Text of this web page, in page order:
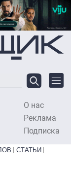
О нас
Реклама
Подписка
СТАТЬИ